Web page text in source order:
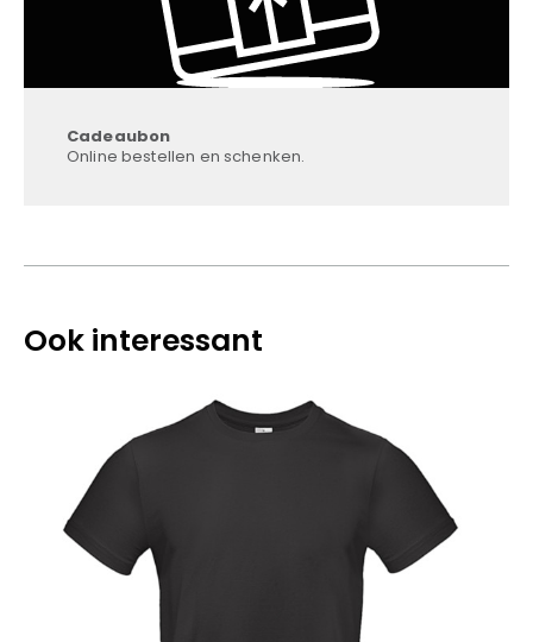
Cadeaubon
Online bestellen en schenken.
Ook interessant